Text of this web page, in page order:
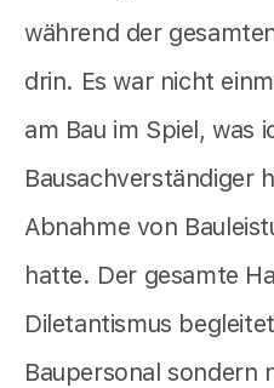
während der
drin. Es war nicht
am Bau im Spiel, was
Bausachverständiger
Abnahme von
hatte. Der gesamte
Diletantismus
Baupersonal sondern